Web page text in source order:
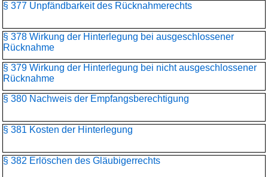
§ 377 Unpfändbarkeit des Rücknahmerechts
§ 378 Wirkung der Hinterlegung bei ausgeschlossener
Rücknahme
§ 379 Wirkung der Hinterlegung bei nicht ausgeschlossener
Rücknahme
§ 380 Nachweis der Empfangsberechtigung
§ 381 Kosten der Hinterlegung
§ 382 Erlöschen des Gläubigerrechts